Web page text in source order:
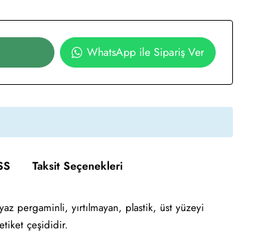
WhatsApp ile Sipariş Ver
Taksit Seçenekleri
pergaminli, yırtılmayan, plastik, üst yüzeyi
çeşididir.